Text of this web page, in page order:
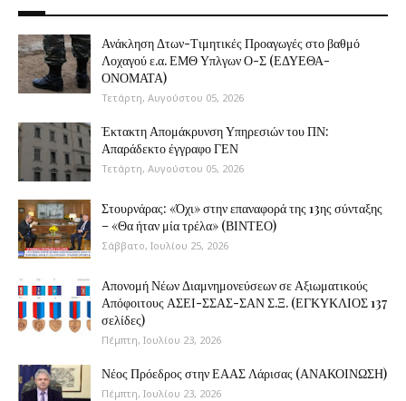
Ανάκληση Δτων-Τιμητικές Προαγωγές στο βαθμό
Λοχαγού ε.α. ΕΜΘ Υπλγων Ο-Σ (ΕΔΥΕΘΑ-
ΟΝΟΜΑΤΑ)
Τετάρτη, Αυγούστου 05, 2026
Έκτακτη Απομάκρυνση Υπηρεσιών του ΠΝ:
Απαράδεκτο έγγραφο ΓΕΝ
Τετάρτη, Αυγούστου 05, 2026
Στουρνάρας: «Όχι» στην επαναφορά της 13ης σύνταξης
– «Θα ήταν μία τρέλα» (ΒΙΝΤΕΟ)
Σάββατο, Ιουλίου 25, 2026
Απονομή Νέων Διαμνημονεύσεων σε Αξιωματικούς
Απόφοιτους ΑΣΕΙ-ΣΣΑΣ-ΣΑΝ Σ.Ξ. (ΕΓΚΥΚΛΙΟΣ 137
σελίδες)
Πέμπτη, Ιουλίου 23, 2026
Νέος Πρόεδρος στην ΕΑΑΣ Λάρισας (ΑΝΑΚΟΙΝΩΣΗ)
Πέμπτη, Ιουλίου 23, 2026